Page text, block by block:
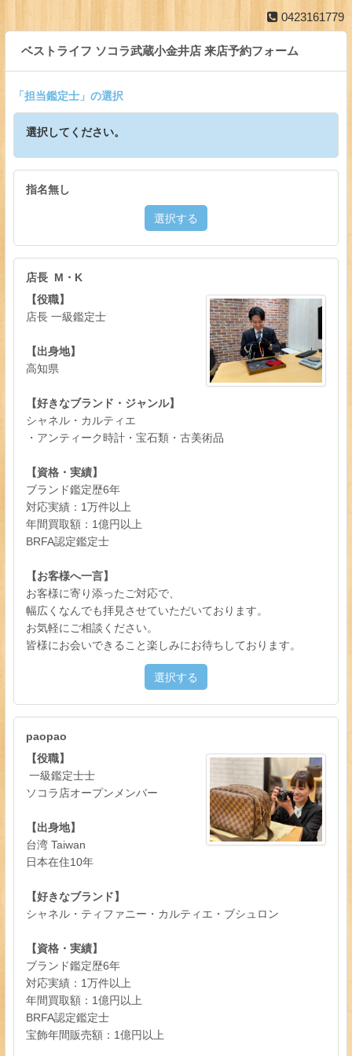
0423161779
ベストライフ ソコラ武蔵小金井店 来店予約フォーム
「 担当鑑定士 」の選択
選択してください。
指名無し
選択する
店長 M・K
【役職】
店長 一級鑑定士
【出身地】
高知県
【好きなブランド・ジャンル】
シャネル・カルティエ
・アンティーク時計・宝石類・古美術品
【資格・実績】
ブランド鑑定歴6年
対応実績：1万件以上
年間買取額：1億円以上
BRFA認定鑑定士
【お客様へ一言】
お客様に寄り添ったご対応で、
幅広くなんでも拝見させていただいております。
お気軽にご相談ください。
皆様にお会いできること楽しみにお待ちしております。
選択する
paopao
【役職】
一級鑑定士士
ソコラ店オープンメンバー
【出身地】
台湾 Taiwan
日本在住10年
【好きなブランド】
シャネル・ティファニー・カルティエ・ブシュロン
【資格・実績】
ブランド鑑定歴6年
対応実績：1万件以上
年間買取額：1億円以上
BRFA認定鑑定士
宝飾年間販売額：1億円以上